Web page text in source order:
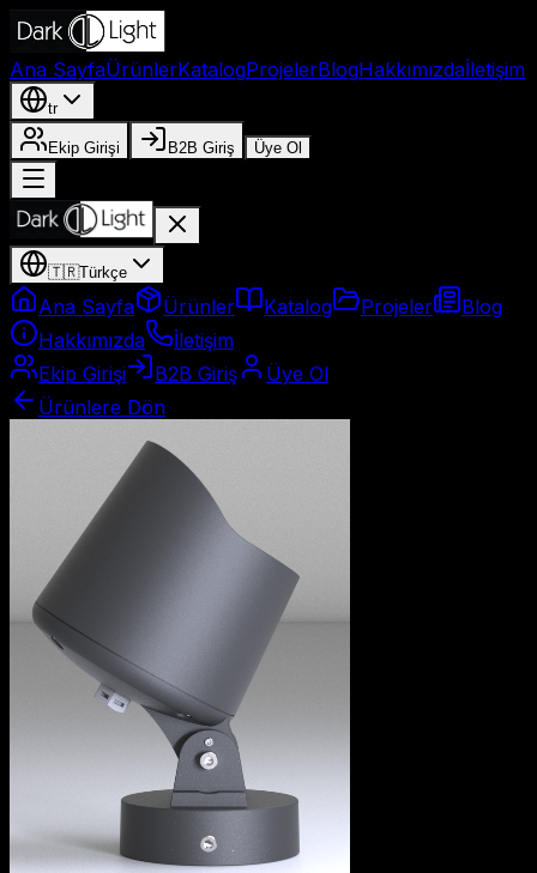
Ana SayfaÜrünlerKatalogProjelerBlogHakkımızdaİletişim
tr
Ekip Girişi B2B Giriş Üye Ol
🇹🇷Türkçe
Ana Sayfa Ürünler Katalog Projeler
Blog
Hakkımızda
İletişim
Ekip Girişi
B2B Giriş
Üye Ol
Ürünlere Dön